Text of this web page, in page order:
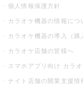
個人情報保護方針
カラオケ機器の情報につ
カラオケ機器の導入（購
カラオケ店舗の皆様へ
スマホアプリ向け カラ
ナイト店舗の開業支援情